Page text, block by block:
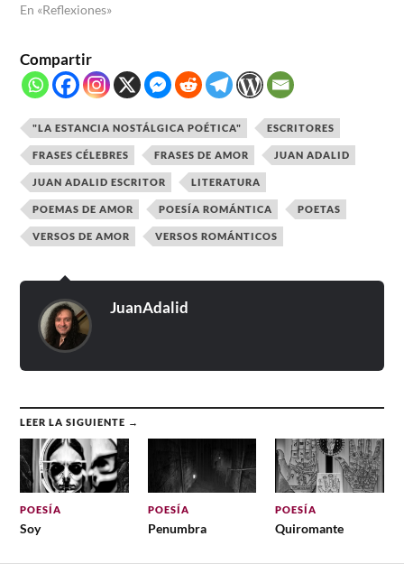
En «Reflexiones»
Compartir
"LA ESTANCIA NOSTÁLGICA POÉTICA" ESCRITORES
FRASES CÉLEBRES FRASES DE AMOR JUAN ADALID
JUAN ADALID ESCRITOR LITERATURA
POEMAS DE AMOR POESÍA ROMÁNTICA POETAS
VERSOS DE AMOR VERSOS ROMÁNTICOS
JuanAdalid
LEER LA SIGUIENTE →
POESÍA
Soy
POESÍA
Penumbra
POESÍA
Quiromante